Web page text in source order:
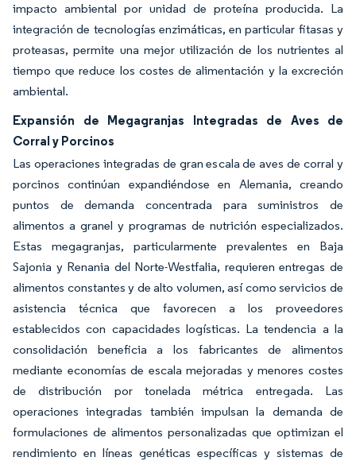
impacto ambiental por unidad de proteína producida. La
integración de tecnologías enzimáticas, en particular fitasas y
proteasas, permite una mejor utilización de los nutrientes al
tiempo que reduce los costes de alimentación y la excreción
ambiental.
Expansión de Megagranjas Integradas de Aves de
Corral y Porcinos
Las operaciones integradas de gran escala de aves de corral y
porcinos continúan expandiéndose en Alemania, creando
puntos de demanda concentrada para suministros de
alimentos a granel y programas de nutrición especializados.
Estas megagranjas, particularmente prevalentes en Baja
Sajonia y Renania del Norte-Westfalia, requieren entregas de
alimentos constantes y de alto volumen, así como servicios de
asistencia técnica que favorecen a los proveedores
establecidos con capacidades logísticas. La tendencia a la
consolidación beneficia a los fabricantes de alimentos
mediante economías de escala mejoradas y menores costes
de distribución por tonelada métrica entregada. Las
operaciones integradas también impulsan la demanda de
formulaciones de alimentos personalizadas que optimizan el
rendimiento en líneas genéticas específicas y sistemas de